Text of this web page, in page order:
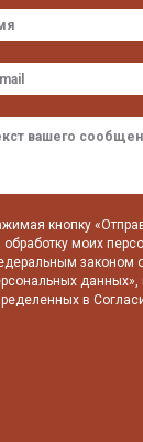
кнопку
обработку моих
законом
данных»,
в